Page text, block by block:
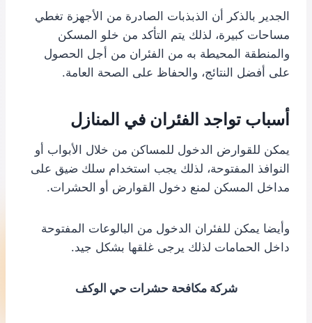
الجدير بالذكر أن الذبذبات الصادرة من الأجهزة تغطي
مساحات كبيرة، لذلك يتم التأكد من خلو المسكن
والمنطقة المحيطة به من الفئران من أجل الحصول
على أفضل النتائج، والحفاظ على الصحة العامة.
أسباب تواجد الفئران في المنازل
يمكن للقوارض الدخول للمساكن من خلال الأبواب أو
النوافذ المفتوحة، لذلك يجب استخدام سلك ضيق على
مداخل المسكن لمنع دخول القوارض أو الحشرات.
وأيضا يمكن للفئران الدخول من البالوعات المفتوحة
داخل الحمامات لذلك يرجى غلقها بشكل جيد.
شركة مكافحة حشرات حي الوكف